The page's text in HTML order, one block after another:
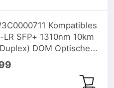
Kompatibles
LR SFP+ 1310nm 10km
DOM Optische